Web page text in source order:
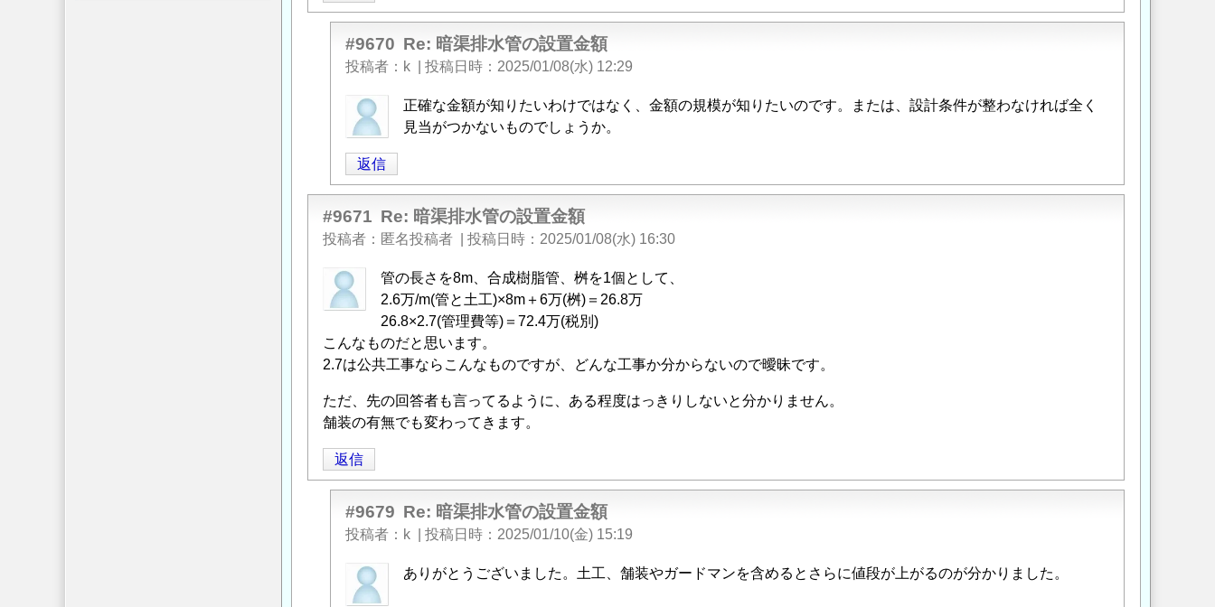
#9670 Re: 暗渠排水管の設置金額
投稿者 k 投稿日時 2025/01/08(水) 12:29
匿
名
稿
者
に
よ
「
Re:
暗
排
水
の
設
置
金
額」
へ
の
信
正確な金額が知りたいわけではなく、金額の規模が知りたいのです。または、設計条件が整わなければ全く
見当がつかないものでしょうか。
返信
#9671 Re: 暗渠排水管の設置金額
投稿者 匿名投稿者 投稿日時 2025/01/08(水) 16:30
管の長さを8m、合成樹脂管、桝を1個として、
2.6万/m(管と土工)×8m＋6万(桝)＝26.8万
26.8×2.7(管理費等)＝72.4万(税別)
こんなものだと思います。
2.7は公共工事ならこんなものですが、どんな工事か分からないので曖昧です。
ただ、先の回答者も言ってるように、ある程度はっきりしないと分かりません。
舗装の有無でも変わってきます。
返信
#9679 Re: 暗渠排水管の設置金額
投稿者 k 投稿日時 2025/01/10(金) 15:19
匿
名
ありがとうございました。土工、舗装やガードマンを含めるとさらに値段が上がるのが分かりました。